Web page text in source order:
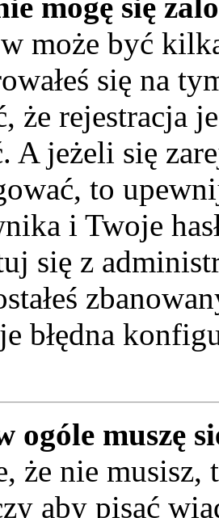
mogę się
może być
się na
że rejestracja
A jeżeli się
to
i Twoje
się z
błędna
ogóle muszę
że nie musisz,
aby pisać